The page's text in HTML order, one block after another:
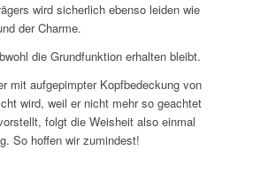
wird sicherlich ebenso leiden wie
der Charme.
die Grundfunktion erhalten bleibt.
mit aufgepimpter Kopfbedeckung von
wird, weil er nicht mehr so geachtet
folgt die Weisheit also einmal
So hoffen wir zumindest!